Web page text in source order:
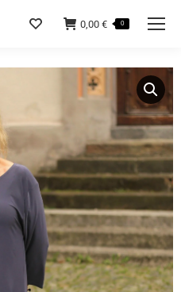
0,00 € 0